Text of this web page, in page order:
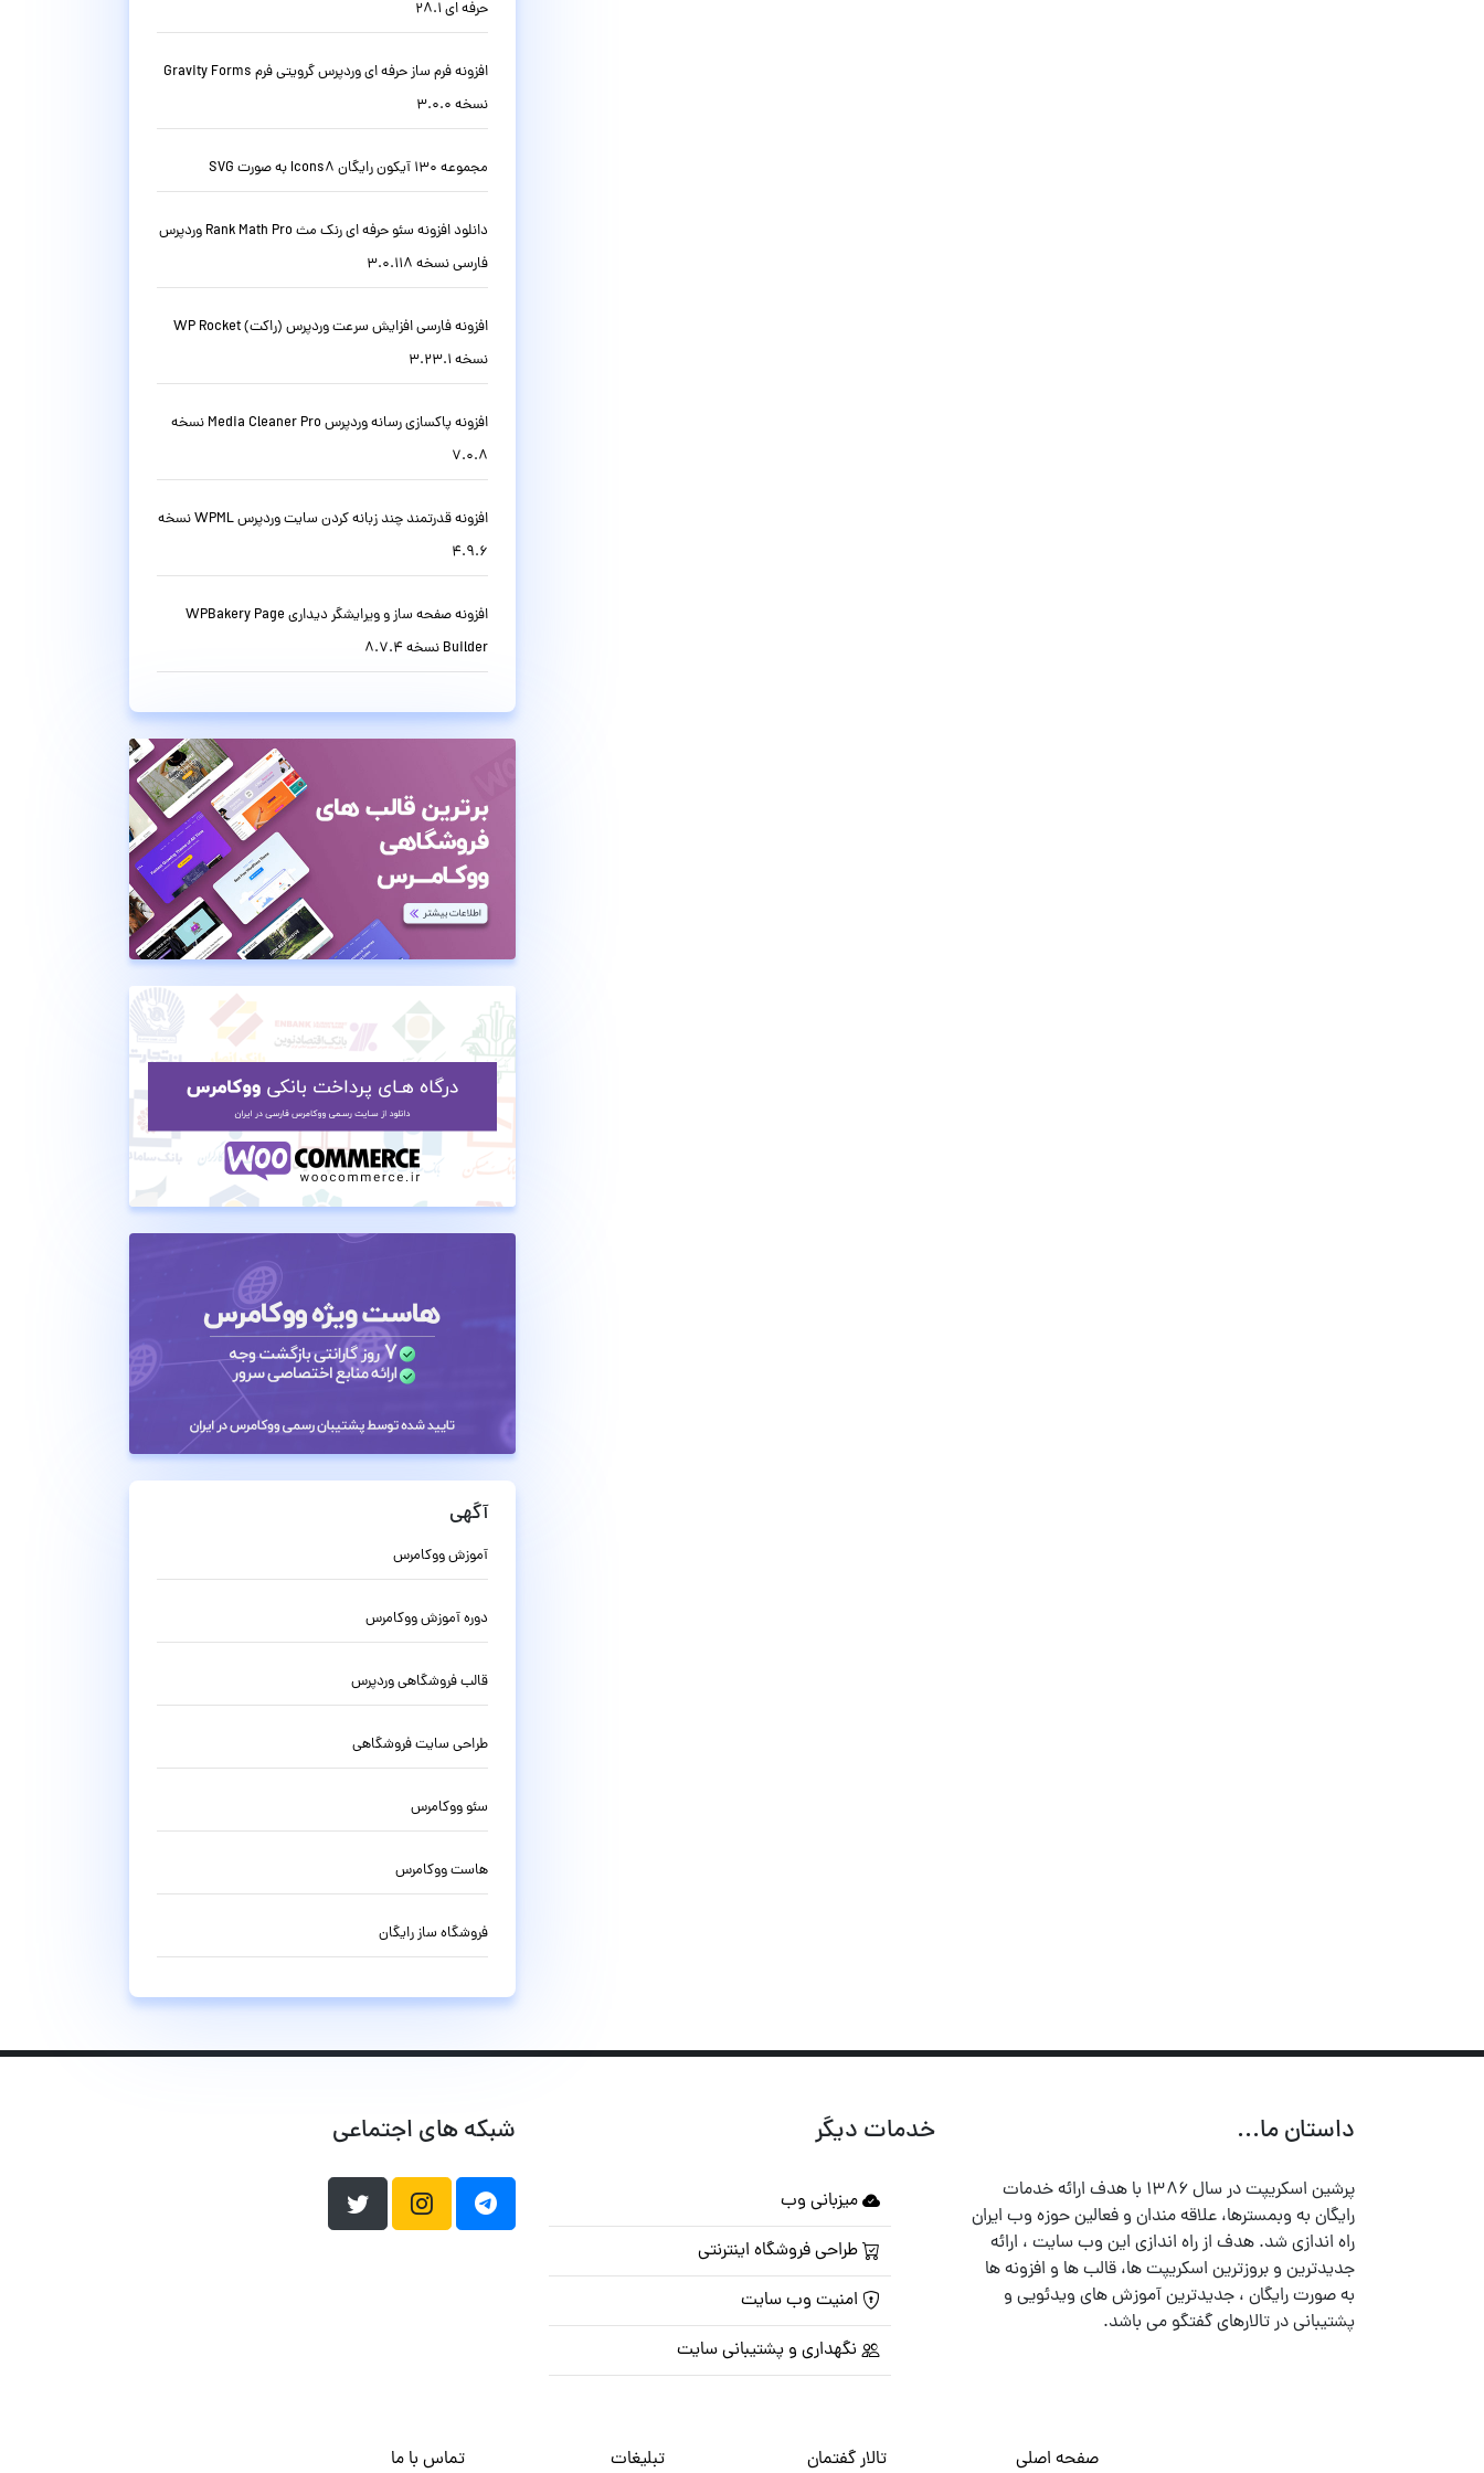
حرفه ای 28.1
افزونه فرم ساز حرفه ای وردپرس گرویتی فرم Gravity Forms
نسخه 3.0.0
مجموعه 130 آیکون رایگان Icons8 به صورت SVG
دانلود افزونه سئو حرفه ای رنک مث Rank Math Pro وردپرس
فارسی نسخه 3.0.118
افزونه فارسی افزایش سرعت وردپرس (راکت) WP Rocket
نسخه 3.23.1
افزونه پاکسازی رسانه وردپرس Media Cleaner Pro نسخه
7.0.8
افزونه قدرتمند چند زبانه کردن سایت وردپرس WPML نسخه
4.9.6
افزونه صفحه ساز و ویرایشگر دیداری WPBakery Page
Builder نسخه 8.7.4
آگهی
آموزش ووکامرس
دوره آموزش ووکامرس
قالب فروشگاهی وردپرس
طراحی سایت فروشگاهی
سئو ووکامرس
هاست ووکامرس
فروشگاه ساز رایگان
داستان ما...
پرشین اسکریپت در سال ۱۳۸۶ با هدف ارائه خدمات
رایگان به وبمسترها، علاقه مندان و فعالین حوزه وب ایران
راه اندازی شد. هدف از راه اندازی این وب سایت ، ارائه
جدیدترین و بروزترین اسکریپت ها، قالب ها و افزونه ها
به صورت رایگان ، جدیدترین آموزش های ویدئویی و
پشتیبانی در تالارهای گفتگو می باشد.
خدمات دیگر
میزبانی وب
طراحی فروشگاه اینترنتی
امنیت وب سایت
نگهداری و پشتیبانی سایت
شبکه های اجتماعی
صفحه اصلی تالار گفتمان تبلیغات تماس با ما